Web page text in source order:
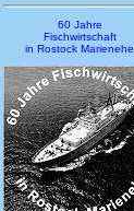
60 Jahre
Fischwirtschaft
in Rostock Marienehe